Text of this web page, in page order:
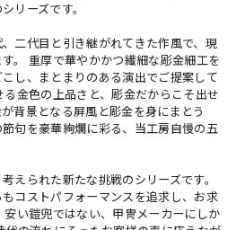
リーズです。
、二代目と引き継がれてきた作風で、現
。 重厚で華やかかつ繊細な彫金細工を
し、まとまりのある演出でご提案して
る金色の上品さと、彫金だからこそ出せ
背景となる屏風と彫金を身にまとう
句を豪華絢爛に彩る、当工房自慢の五
えられた新たな挑戦のシリーズです。
コストパフォーマンスを追求し、お求
安い鎧兜ではない、甲冑メーカーにしか